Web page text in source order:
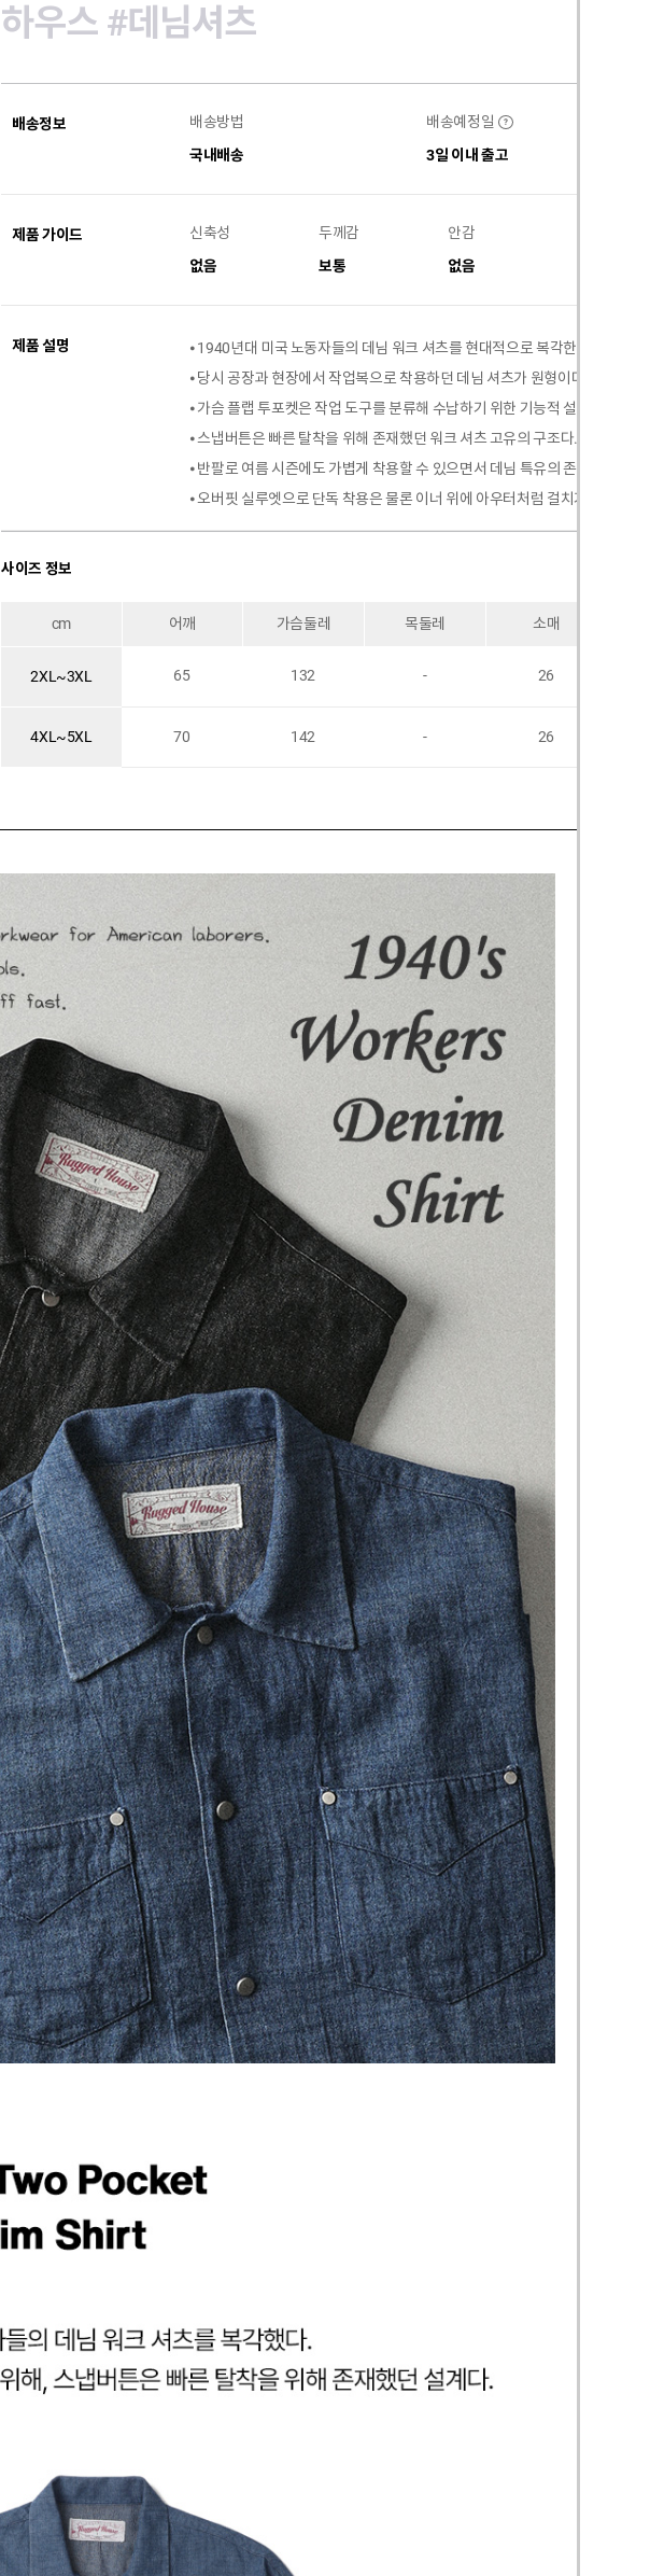
하우스 #데님셔츠
배송정보
배송방법
국내배송
배송예정일 ?
3일 이내 출고
제품 가이드
신축성
없음
두께감
보통
안감
없음
제품 설명
⦁ 1940년대 미국 노동자들의 데님 워크 셔츠를 현대적으로 복각한 투포켓 워
⦁ 당시 공장과 현장에서 작업복으로 착용하던 데님 셔츠가 원형이다.
⦁ 가슴 플랩 투포켓은 작업 도구를 분류해 수납하기 위한 기능적 설계를 재현
⦁ 스냅버튼은 빠른 탈착을 위해 존재했던 워크 셔츠 고유의 구조다.
⦁ 반팔로 여름 시즌에도 가볍게 착용할 수 있으면서 데님 특유의 존재감은 유
⦁ 오버핏 실루엣으로 단독 착용은 물론 이너 위에 아우터처럼 걸치기에도 좋다.
사이즈 정보
cm 어깨 가슴둘레 목둘레 소매
2XL~3XL 65 132 - 26
4XL~5XL 70 142 - 26